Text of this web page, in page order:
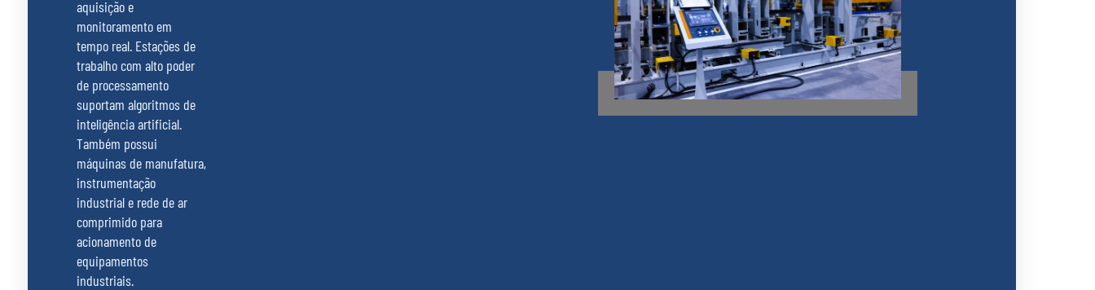
aquisição e
monitoramento em
tempo real. Estações de
trabalho com alto poder
de processamento
suportam algoritmos de
inteligência artificial.
Também possui
máquinas de manufatura,
instrumentação
industrial e rede de ar
comprimido para
acionamento de
equipamentos
industriais.